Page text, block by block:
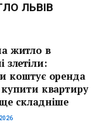
ЛЬВІВ
житло в
злетіли:
коштує оренда
квартиру
складніше